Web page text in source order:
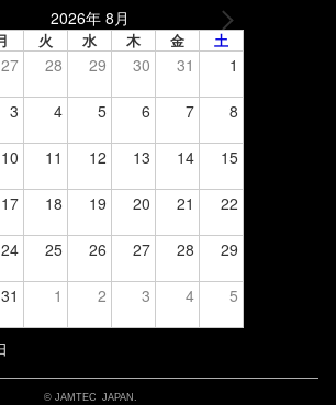
2026年 8月
火 水 木 金 土
27 28 29 30 31 1
3 4 5 6 7 8
10 11 12 13 14 15
17 18 19 20 21 22
24 25 26 27 28 29
31 1 2 3 4 5
© JAMTEC JAPAN.